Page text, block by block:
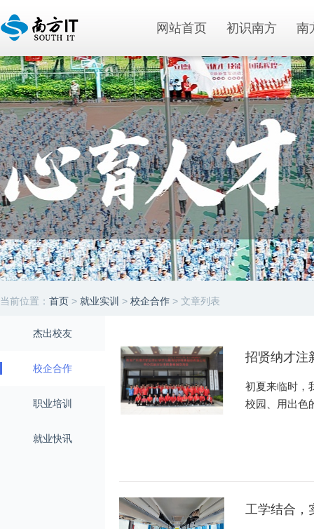
网站首页 初识南方 南
当前位置： 首页 > 就业实训 > 校企合作 > 文章列表
杰出校友
校企合作
职业培训
就业快讯
招贤纳才
初夏来临时，
校园、用出色
工学结合，